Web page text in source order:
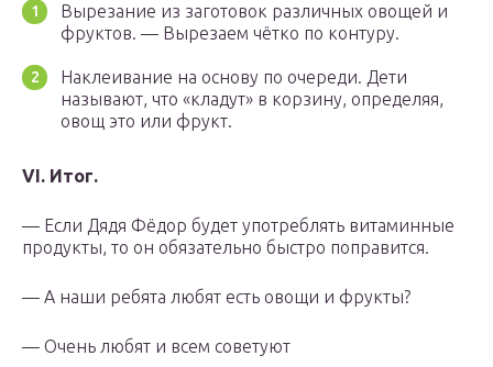
Вырезание из заготовок различных овощей и
фруктов. — Вырезаем чётко по контуру.
Наклеивание на основу по очереди. Дети
называют, что «кладут» в корзину, определяя,
овощ это или фрукт.
VI. Итог.
— Если Дядя Фёдор будет употреблять витаминные
продукты, то он обязательно быстро поправится.
— А наши ребята любят есть овощи и фрукты?
— Очень любят и всем советуют